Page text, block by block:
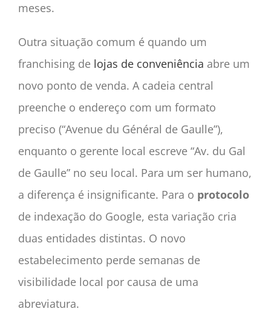
meses.
Outra situação comum é quando um
franchising de lojas de conveniência abre um
novo ponto de venda. A cadeia central
preenche o endereço com um formato
preciso (“Avenue du Général de Gaulle”),
enquanto o gerente local escreve “Av. du Gal
de Gaulle” no seu local. Para um ser humano,
a diferença é insignificante. Para o protocolo
de indexação do Google, esta variação cria
duas entidades distintas. O novo
estabelecimento perde semanas de
visibilidade local por causa de uma
abreviatura.